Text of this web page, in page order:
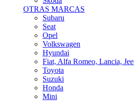
Subaru
Seat
Opel
Volkswagen
Hyundai
Fiat, Alfa Romeo, Lancia, Jeep
Toyota
Suzuki
Honda
Mini
Dacia